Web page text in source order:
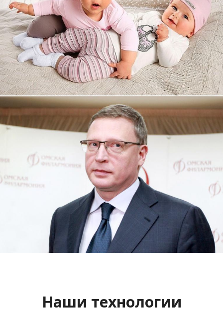
Увеличили выручку интернет-
магазину topdatop.ru на 25%!
Смотреть проект
Сайт кандидата в губернаторы
Буркова Александра Леонидовича
Смотреть проект
Наши технологии